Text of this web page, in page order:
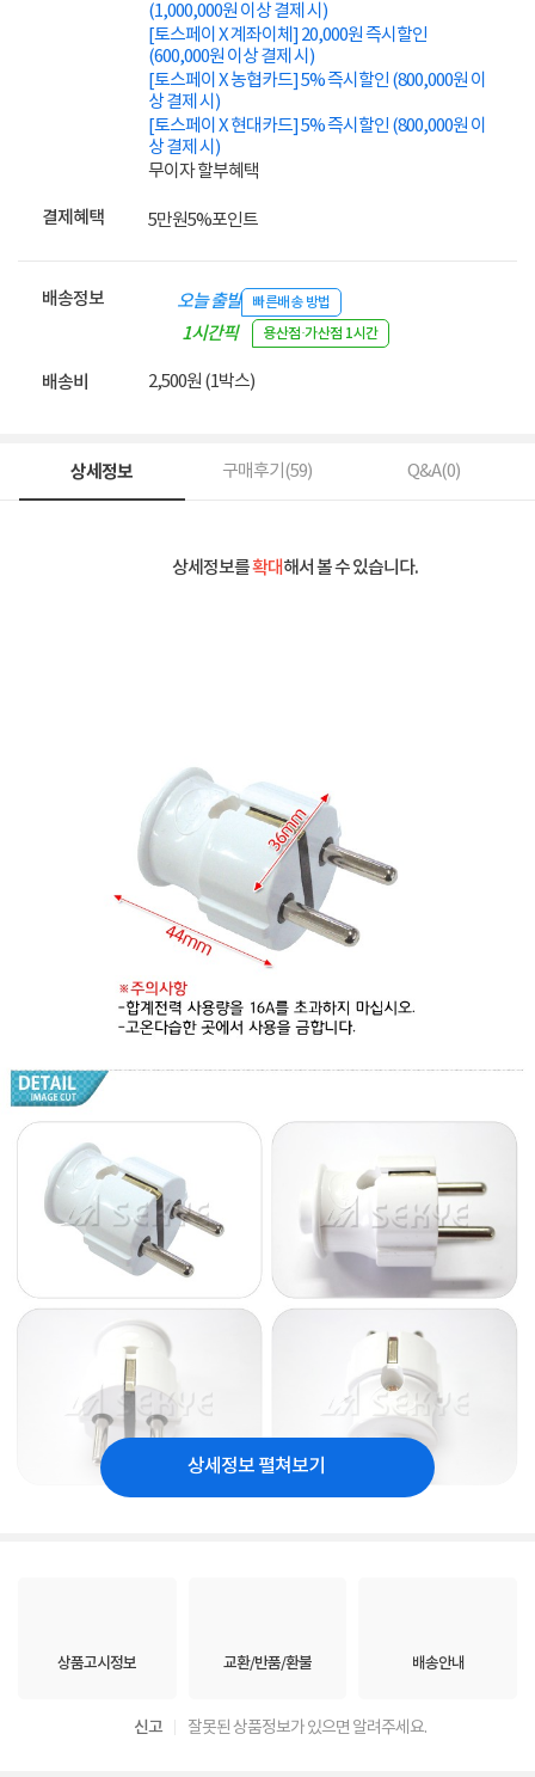
(1,000,000원 이상 결제 시)
[토스페이 X 계좌이체] 20,000원 즉시할인
(600,000원 이상 결제 시)
[토스페이 X 농협카드] 5% 즉시할인 (800,000원 이
상 결제 시)
[토스페이 X 현대카드] 5% 즉시할인 (800,000원 이
상 결제 시)
무이자 할부혜택
결제혜택 5만원5%포인트
배송정보 오늘 출발 빠른배송 방법
1시간픽
용산점·가산점 1시간
배송비 2,500원 (1박스)
상세정보 구매후기(59) Q&A(0)
상세정보를확대해서 볼 수 있습니다.
상세정보 펼쳐보기
상품고시정보 교환/반품/환불 배송안내
신고 잘못된 상품정보가 있으면 알려주세요.